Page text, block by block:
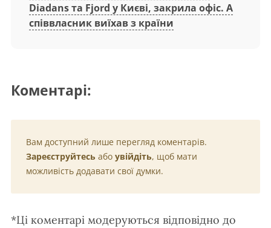
Diadans та Fjord у Києві, закрила офіс. А
співвласник виїхав з країни
Коментарі:
Вам доступний лише перегляд коментарів.
Зареєструйтесь або увійдіть, щоб мати
можливість додавати свої думки.
*Ці коментарі модеруються відповідно до